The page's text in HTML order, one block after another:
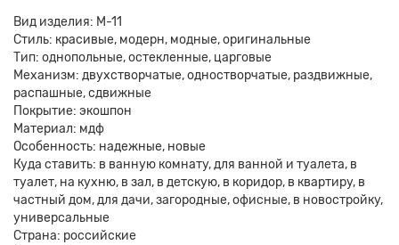
Вид изделия: М-11
Стиль: красивые, модерн, модные, оригинальные
Тип: однопольные, остекленные, царговые
Механизм: двухстворчатые, одностворчатые, раздвижные,
распашные, сдвижные
Покрытие: экошпон
Материал: мдф
Особенность: надежные, новые
Куда ставить: в ванную комнату, для ванной и туалета, в
туалет, на кухню, в зал, в детскую, в коридор, в квартиру, в
частный дом, для дачи, загородные, офисные, в новостройку,
универсальные
Страна: российские